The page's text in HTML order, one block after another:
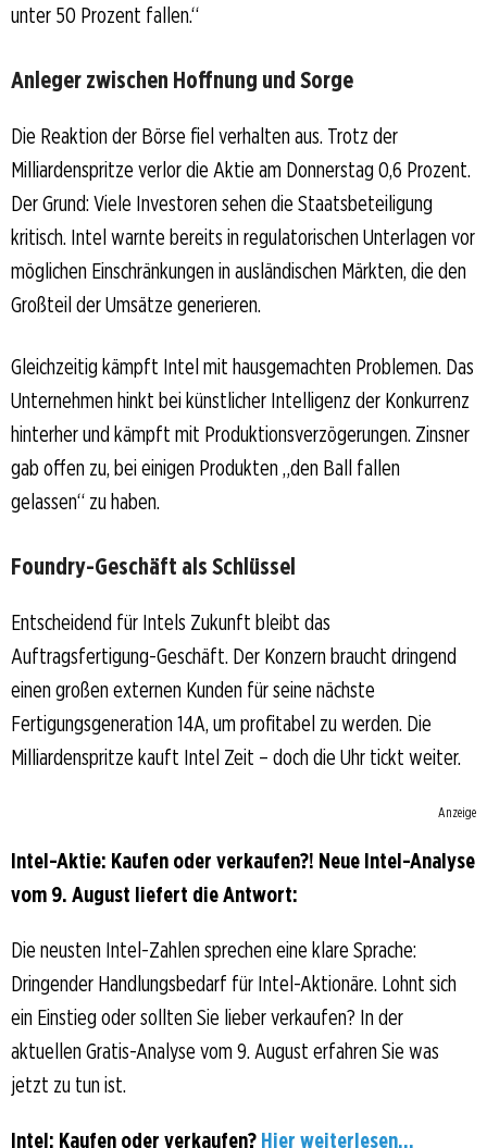
unter 50 Prozent fallen.“
Anleger zwischen Hoffnung und Sorge
Die Reaktion der Börse fiel verhalten aus. Trotz der
Milliardenspritze verlor die Aktie am Donnerstag 0,6 Prozent.
Der Grund: Viele Investoren sehen die Staatsbeteiligung
kritisch. Intel warnte bereits in regulatorischen Unterlagen vor
möglichen Einschränkungen in ausländischen Märkten, die den
Großteil der Umsätze generieren.
Gleichzeitig kämpft Intel mit hausgemachten Problemen. Das
Unternehmen hinkt bei künstlicher Intelligenz der Konkurrenz
hinterher und kämpft mit Produktionsverzögerungen. Zinsner
gab offen zu, bei einigen Produkten „den Ball fallen
gelassen“ zu haben.
Foundry-Geschäft als Schlüssel
Entscheidend für Intels Zukunft bleibt das
Auftragsfertigung-Geschäft. Der Konzern braucht dringend
einen großen externen Kunden für seine nächste
Fertigungsgeneration 14A, um profitabel zu werden. Die
Milliardenspritze kauft Intel Zeit – doch die Uhr tickt weiter.
Anzeige
Intel-Aktie: Kaufen oder verkaufen?! Neue Intel-Analyse
vom 9. August liefert die Antwort:
Die neusten Intel-Zahlen sprechen eine klare Sprache:
Dringender Handlungsbedarf für Intel-Aktionäre. Lohnt sich
ein Einstieg oder sollten Sie lieber verkaufen? In der
aktuellen Gratis-Analyse vom 9. August erfahren Sie was
jetzt zu tun ist.
Intel: Kaufen oder verkaufen? Hier weiterlesen...